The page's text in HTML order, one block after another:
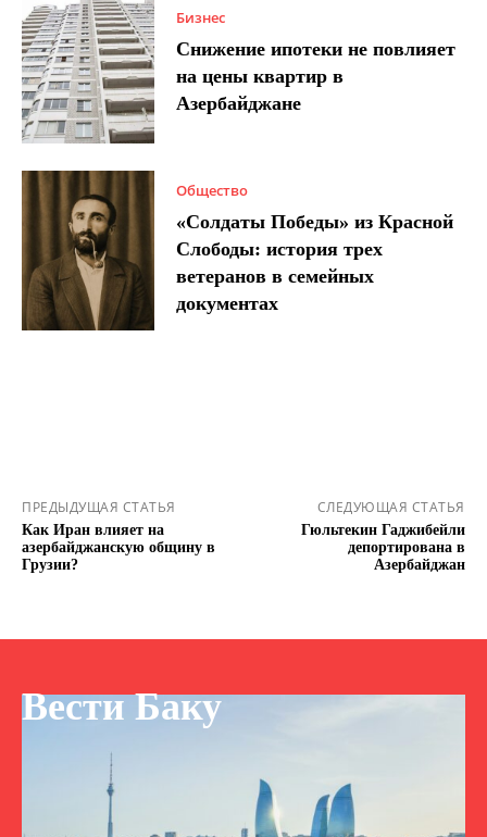
Бизнес
Снижение ипотеки не повлияет
на цены квартир в
Азербайджане
Общество
«Солдаты Победы» из Красной
Слободы: история трех
ветеранов в семейных
документах
ПРЕДЫДУЩАЯ СТАТЬЯ
Как Иран влияет на
азербайджанскую общину в
Грузии?
СЛЕДУЮЩАЯ СТАТЬЯ
Гюльтекин Гаджибейли
депортирована в
Азербайджан
Вести Баку